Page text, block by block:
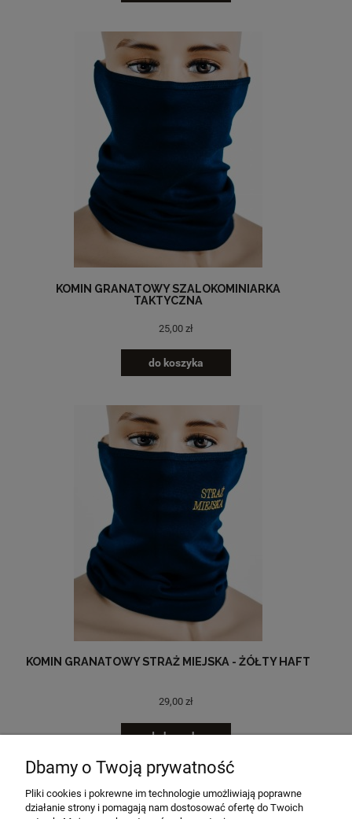
KOMIN GRANATOWY SZALOKOMINIARKA
TAKTYCZNA
25,00 zł
do koszyka
KOMIN GRANATOWY STRAŻ MIEJSKA - ŻÓŁTY HAFT
29,00 zł
do koszyka
« 1 2 3 4 »
Dbamy o Twoją prywatność
Pliki cookies i pokrewne im technologie umożliwiają poprawne
działanie strony i pomagają nam dostosować ofertę do Twoich